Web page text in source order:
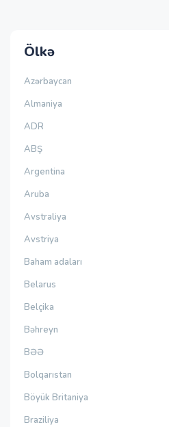
Ölkə
Azərbaycan
Almaniya
ADR
ABŞ
Argentina
Aruba
Avstraliya
Avstriya
Baham adaları
Belarus
Belçika
Bəhreyn
BƏƏ
Bolqarıstan
Böyük Britaniya
Braziliya